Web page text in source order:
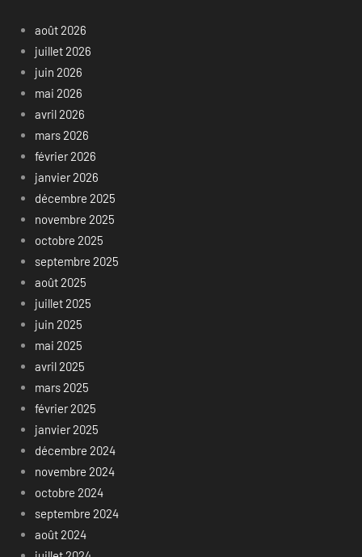
août 2026
juillet 2026
juin 2026
mai 2026
avril 2026
mars 2026
février 2026
janvier 2026
décembre 2025
novembre 2025
octobre 2025
septembre 2025
août 2025
juillet 2025
juin 2025
mai 2025
avril 2025
mars 2025
février 2025
janvier 2025
décembre 2024
novembre 2024
octobre 2024
septembre 2024
août 2024